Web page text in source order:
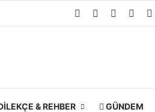
Facebook YouTube
& REHBER GÜNDEM